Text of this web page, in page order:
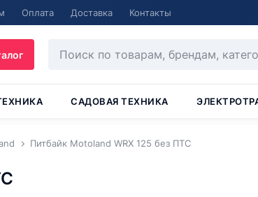
Оплата Доставка Контакты
САДОВАЯ ТЕХНИКА
Питбайк Motoland WRX 125 без ПТС